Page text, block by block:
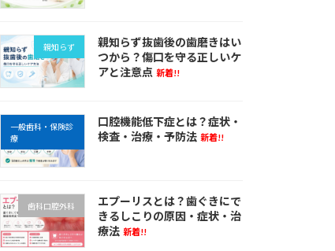
親知らず
親知らず抜歯後の歯磨きはい
つから？傷口を守る正しいケ
アと注意点 新着!!
一般歯科・保険診
療
口腔機能低下症とは？症状・
検査・治療・予防法 新着!!
歯科口腔外科
エプーリスとは？歯ぐきにで
きるしこりの原因・症状・治
療法 新着!!